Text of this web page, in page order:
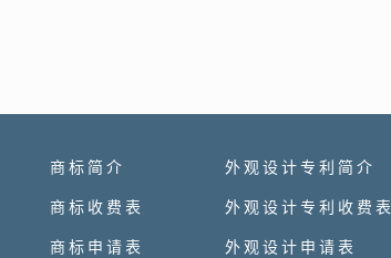
商标简介
商标收费表
商标申请表
外观设计专利简介
外观设计专利收费表
外观设计申请表